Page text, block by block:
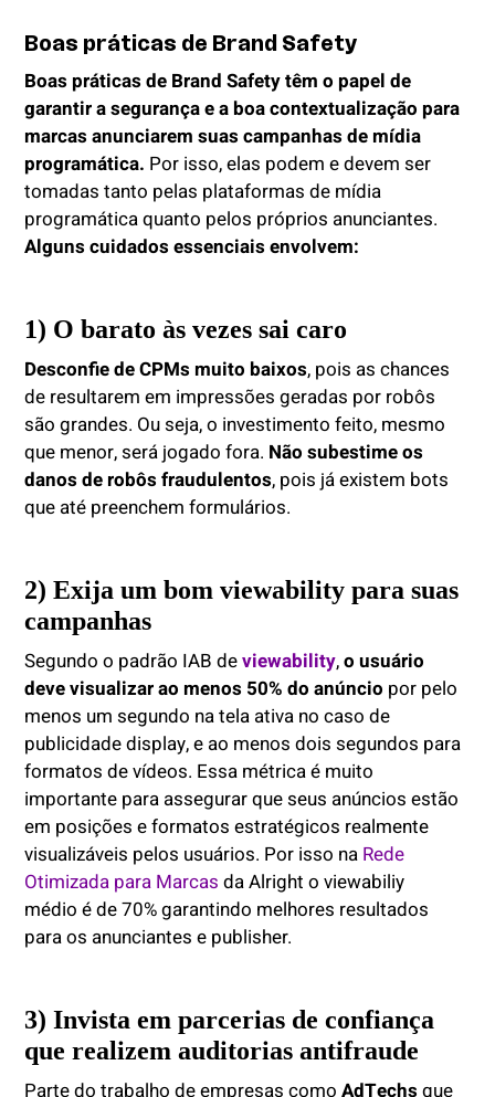
Boas práticas de Brand Safety
Boas práticas de Brand Safetytêm o papel de
garantir a segurança e a boa contextualização para
marcas anunciarem suas campanhas de mídia
programática. Por isso, elas podem e devem ser
tomadas tanto pelas plataformas de mídia
programática quanto pelos próprios anunciantes.
Alguns cuidados essenciais envolvem:
1) O barato às vezes sai caro
Desconfie de CPMs muito baixos, pois as chances
de resultarem em impressões geradas por robôs
são grandes. Ou seja, o investimento feito, mesmo
que menor, será jogado fora. Não subestime os
danos de robôs fraudulentos, pois já existem bots
que até preenchem formulários.
2) Exija um bom viewability para suas
campanhas
Segundo o padrão IAB deviewability,o usuário
deve visualizar ao menos 50% do anúncio por pelo
menos um segundo na tela ativa no caso de
publicidade display, e ao menos dois segundos para
formatos de vídeos. Essa métrica é muito
importante para assegurar que seus anúncios estão
em posições e formatos estratégicos realmente
visualizáveis pelos usuários. Por isso na Rede
Otimizada para Marcas da Alright o viewabiliy
médio é de 70% garantindo melhores resultados
para os anunciantes e publisher.
3) Invista em parcerias de confiança
que realizem auditorias antifraude
Parte do trabalho de empresas comoAdTechs que